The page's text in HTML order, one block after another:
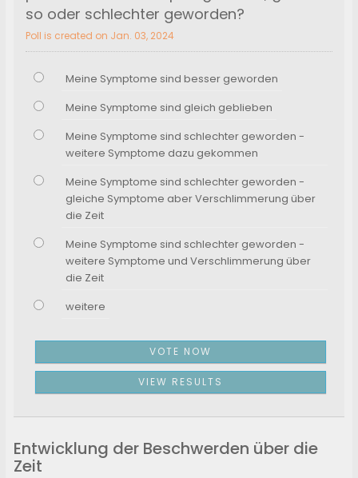
so oder schlechter geworden?
Poll is created on Jan. 03, 2024
Meine Symptome sind besser geworden
Meine Symptome sind gleich geblieben
Meine Symptome sind schlechter geworden -
weitere Symptome dazu gekommen
Meine Symptome sind schlechter geworden -
gleiche Symptome aber Verschlimmerung über
die Zeit
Meine Symptome sind schlechter geworden -
weitere Symptome und Verschlimmerung über
die Zeit
weitere
Entwicklung der Beschwerden über die
Zeit